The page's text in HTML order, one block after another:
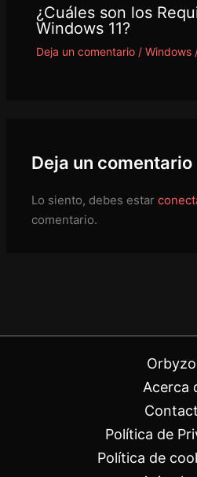
¿Cuáles son los
Windows 11?
Deja un comentario / Windows
Deja un comentario
Lo siento, debes estar
comentario.
Acerca
Política de
Política de